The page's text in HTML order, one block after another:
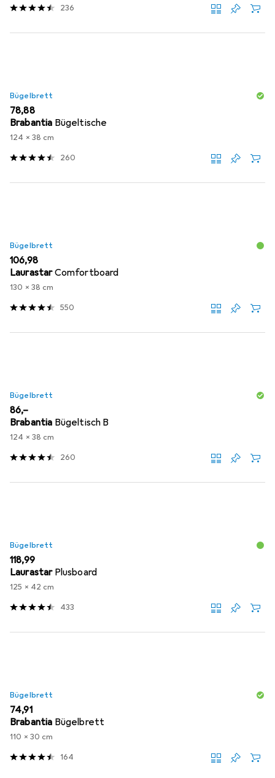
236
Bügelbrett
EUR
78,88
Brabantia Bügeltische
124 x 38 cm
260
Bügelbrett
EUR
106,98
LaurastarComfortboard
130 x 38 cm
550
Bügelbrett
EUR
86,–
Brabantia Bügeltisch B
124 x 38 cm
260
Bügelbrett
EUR
118,99
Laurastar Plusboard
125 x 42 cm
433
Bügelbrett
EUR
74,91
Brabantia Bügelbrett
110 x 30 cm
164